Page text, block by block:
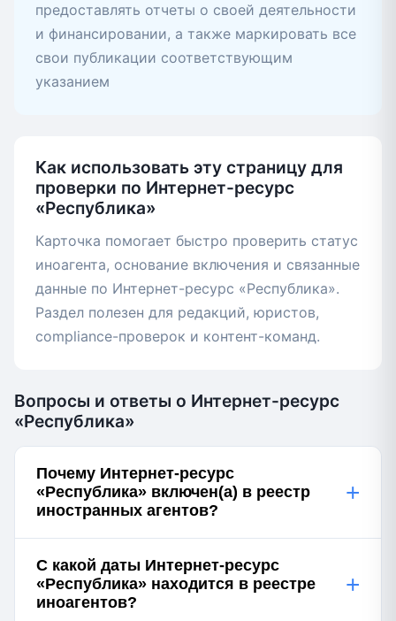
предоставлять отчеты о своей деятельности
и финансировании, а также маркировать все
свои публикации соответствующим
указанием
Как использовать эту страницу для
проверки по Интернет-ресурс
«Республика»
Карточка помогает быстро проверить статус
иноагента, основание включения и связанные
данные по Интернет-ресурс «Республика».
Раздел полезен для редакций, юристов,
compliance-проверок и контент-команд.
Вопросы и ответы о Интернет-ресурс
«Республика»
Почему Интернет-ресурс
«Республика» включен(а) в реестр
иностранных агентов?
+
С какой даты Интернет-ресурс
«Республика» находится в реестре
иноагентов?
+